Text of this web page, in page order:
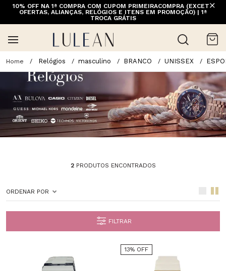
10% OFF NA 1ª COMPRA COM CUPOM PRIMEIRACOMPRA (EXCETO
OFERTAS, ALIANÇAS, RELÓGIOS E ITENS EM PROMOÇÃO) | 1ª
TROCA GRÁTIS
FRETE GRÁTIS ACIMA DE 399 PARA REGIÕES SELECIONADAS
(EXCETO LINHA HOME)
Relógios masculino BRANCO UNISSEX
2PRODUTOS ENCONTRADOS
ORDENAR POR
FILTRAR
13% OFF